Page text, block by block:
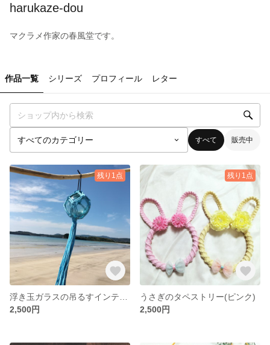
harukaze-dou
マクラメ作家の春風堂です。
作品一覧 シリーズ プロフィール レター
すべて 販売中
残り1点
2,500円
残り1点
うさぎのタペストリー(ピンク)
2,500円